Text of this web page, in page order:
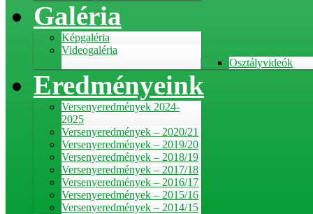
Galéria
Képgaléria
Videogaléria
Osztályvideók
Eredményeink
Versenyeredmények 2024-
2025
Versenyeredmények – 2020/21
Versenyeredmények – 2019/20
Versenyeredmények – 2018/19
Versenyeredmények – 2017/18
Versenyeredmények – 2016/17
Versenyeredmények – 2015/16
Versenyeredmények – 2014/15